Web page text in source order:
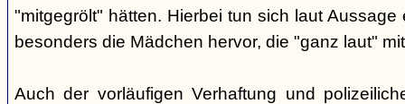
"mitgegrölt" hätten. Hierbei tun sich laut
besonders die Mädchen hervor, die "ganz laut"
Auch der vorläufigen Verhaftung und